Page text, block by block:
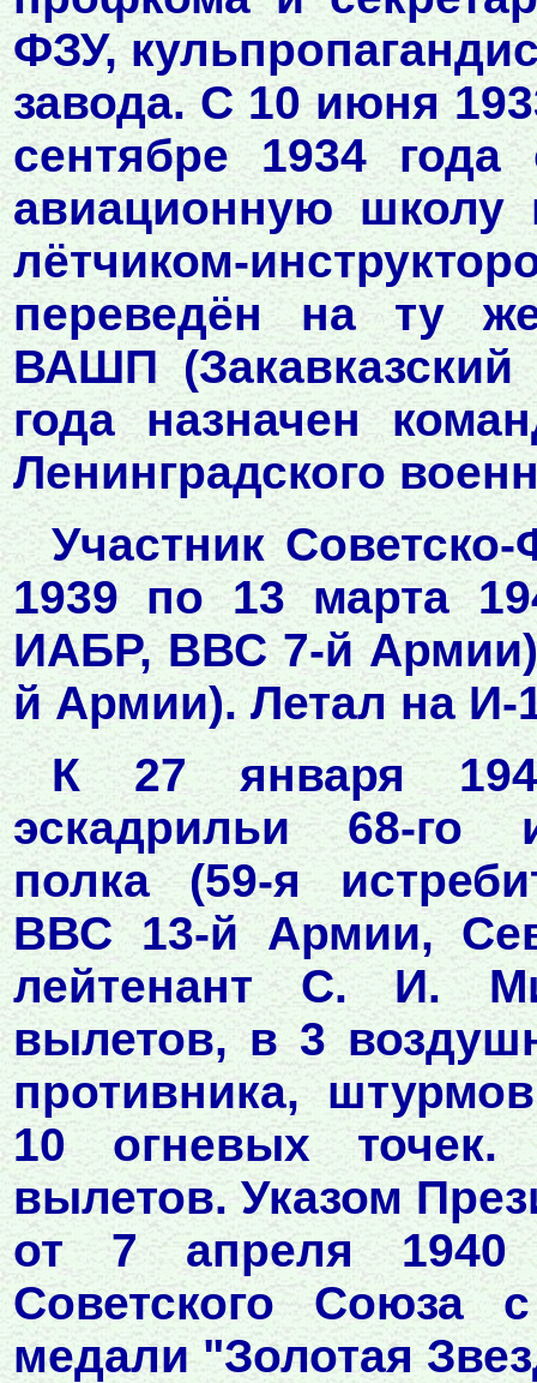
ФЗУ,
завода. С 10 июня
сентябре 1934
авиационную
лётчиком-
переведён на ту
ВАШП
года назначен
Ленинградского
Участник
1939 по 13 марта
ИАБР, ВВС 7-й
й Армии). Летал на И-
К 27 января
эскадрильи 68-го
полка (59-я
ВВС 13-й Армии,
лейтенант С. И.
вылетов, в 3
противника,
10 огневых
вылетов. Указом
от 7 апреля 1940
Советского Союза
медали "Золотая